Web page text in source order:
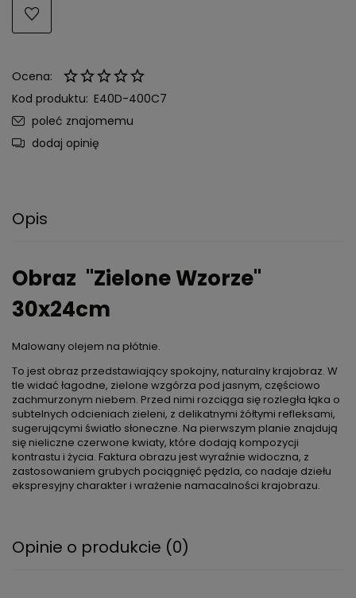
Ocena:
Kod produktu: E40D-400C7
poleć znajomemu
dodaj opinię
Opis
Obraz ''Zielone Wzorze"
30x24cm
Malowany olejem na płótnie.
To jest obraz przedstawiający spokojny, naturalny krajobraz. W
tle widać łagodne, zielone wzgórza pod jasnym, częściowo
zachmurzonym niebem. Przed nimi rozciąga się rozległa łąka o
subtelnych odcieniach zieleni, z delikatnymi żółtymi refleksami,
sugerującymi światło słoneczne. Na pierwszym planie znajdują
się nieliczne czerwone kwiaty, które dodają kompozycji
kontrastu i życia. Faktura obrazu jest wyraźnie widoczna, z
zastosowaniem grubych pociągnięć pędzla, co nadaje dziełu
ekspresyjny charakter i wrażenie namacalności krajobrazu.
Opinie o produkcie (0)